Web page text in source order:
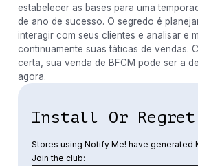
estabelecer as bases para uma
de ano de sucesso. O segredo é
interagir com seus clientes e analisar e
continuamente suas táticas de vendas.
certa, sua venda de BFCM pode ser a
agora.
Install Or
Stores using Notify Me! have generated
Join the club: